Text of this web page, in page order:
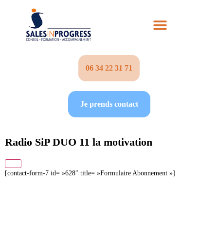
06 34 22 31 71‬
Je prends contact
Radio SiP DUO 11 la motivation
[contact-form-7 id= »628″ title= »Formulaire Abonnement »]